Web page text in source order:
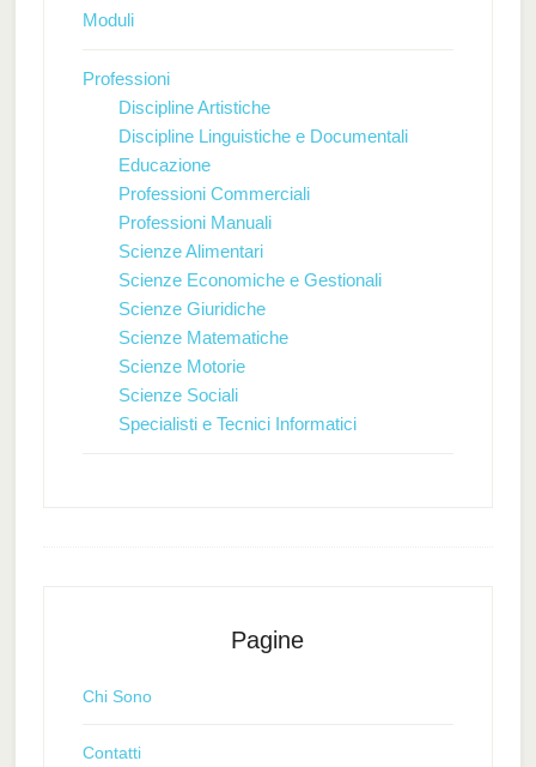
Moduli
Professioni
Discipline Artistiche
Discipline Linguistiche e Documentali
Educazione
Professioni Commerciali
Professioni Manuali
Scienze Alimentari
Scienze Economiche e Gestionali
Scienze Giuridiche
Scienze Matematiche
Scienze Motorie
Scienze Sociali
Specialisti e Tecnici Informatici
Pagine
Chi Sono
Contatti